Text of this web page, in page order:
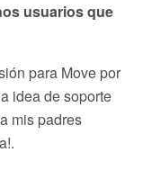
usuarios que
para Move por
idea de soporte
mis padres